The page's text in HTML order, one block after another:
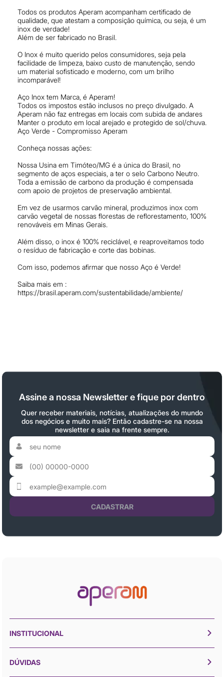
Todos os produtos Aperam acompanham certificado de
qualidade, que atestam a composição química, ou seja, é um
inox de verdade!
Além de ser fabricado no Brasil.
O Inox é muito querido pelos consumidores, seja pela
facilidade de limpeza, baixo custo de manutenção, sendo
um material sofisticado e moderno, com um brilho
incomparável!
Aço Inox tem Marca, é Aperam!
Todos os impostos estão inclusos no preço divulgado. A
Aperam não faz entregas em locais com subida de andares
Manter o produto em local arejado e protegido de sol/chuva.
Aço Verde - Compromisso Aperam
Conheça nossas ações:
Nossa Usina em Timóteo/MG é a única do Brasil, no
segmento de aços especiais, a ter o selo Carbono Neutro.
Toda a emissão de carbono da produção é compensada
com apoio de projetos de preservação ambiental.
Em vez de usarmos carvão mineral, produzimos inox com
carvão vegetal de nossas florestas de reflorestamento, 100%
renováveis em Minas Gerais.
Além disso, o inox é 100% reciclável, e reaproveitamos todo
o resíduo de fabricação e corte das bobinas.
Com isso, podemos afirmar que nosso Aço é Verde!
Saiba mais em :
https://brasil.aperam.com/sustentabilidade/ambiente/
Assine a nossa Newsletter e fique por dentro
Quer receber materiais, notícias, atualizações do mundo
dos negócios e muito mais? Então cadastre-se na nossa
newsletter e saia na frente sempre.
CADASTRAR
INSTITUCIONAL
DÚVIDAS